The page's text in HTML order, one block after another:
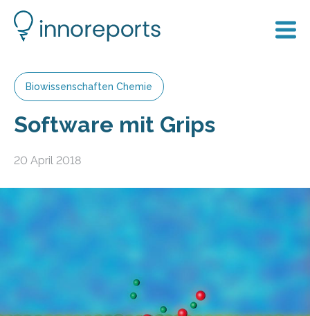
Biowissenschaften Chemie
Software mit Grips
20 April 2018